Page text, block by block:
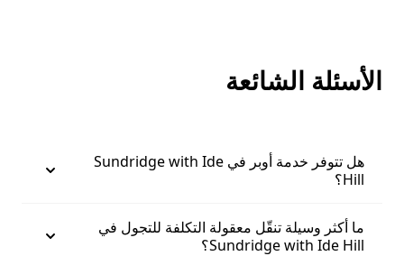
الأسئلة الشائعة
هل تتوفر خدمة أوبر في Sundridge with Ide
Hill؟
ما أكثر وسيلة تنقّل معقولة التكلفة للتجول في
Sundridge with Ide Hill؟